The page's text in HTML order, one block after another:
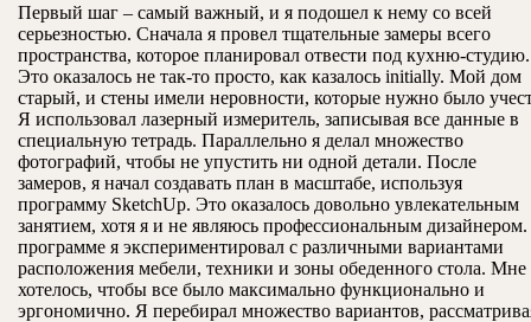
Первый шаг – самый важный, и я подошел к нему со всей
серьезностью. Сначала я провел тщательные замеры всего
пространства, которое планировал отвести под кухню-студию.
Это оказалось не так-то просто, как казалось initially. Мой дом
старый, и стены имели неровности, которые нужно было
Я использовал лазерный измеритель, записывая все данные в
специальную тетрадь. Параллельно я делал множество
фотографий, чтобы не упустить ни одной детали. После
замеров, я начал создавать план в масштабе, используя
программу SketchUp. Это оказалось довольно увлекательным
занятием, хотя я и не являюсь профессиональным
программе я экспериментировал с различными вариантами
расположения мебели, техники и зоны обеденного стола. Мне
хотелось, чтобы все было максимально функционально и
эргономично. Я перебирал множество вариантов,